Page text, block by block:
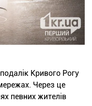
Кривого Рогу
Через це
певних жителів